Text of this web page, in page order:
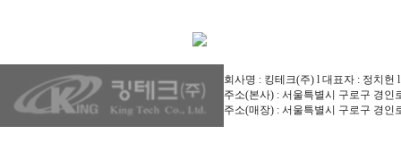
회사명 : 킹테크(주) l 대표자 : 정치헌
주소(본사) : 서울특별시 구로구 경인
주소(매장) : 서울특별시 구로구 경인